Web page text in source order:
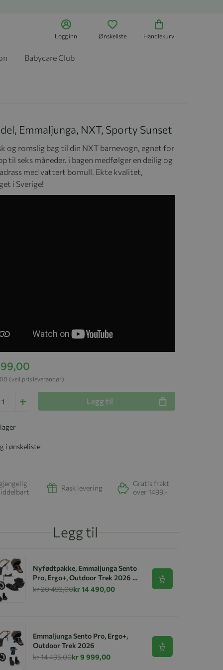
Logg inn Ønskeliste Handlekurv
Babycare Club
Emmaljunga, NXT, Sporty Sunset
og romslig bag til din NXT barnevogn, egnet for
til seks måneder. i bagen medfølger en deilig og
med vattert bomull. Ekte kvalitet,
i Sverige!
(veil.pris leverandør)
Legg til
i ønskeliste
Rask levering
Gratis frakt
over 1499,-
Legg til
Nyfødtpakke, Emmaljunga Sento
Pro, Ergo+, Outdoor Trek 2026 +
Cloud G + Base
kr 20 493,00kr 14 490,00
Se produkt
Emmaljunga Sento Pro, Ergo+,
Outdoor Trek 2026
kr 14 495,00kr 9 999,00
Se produkt